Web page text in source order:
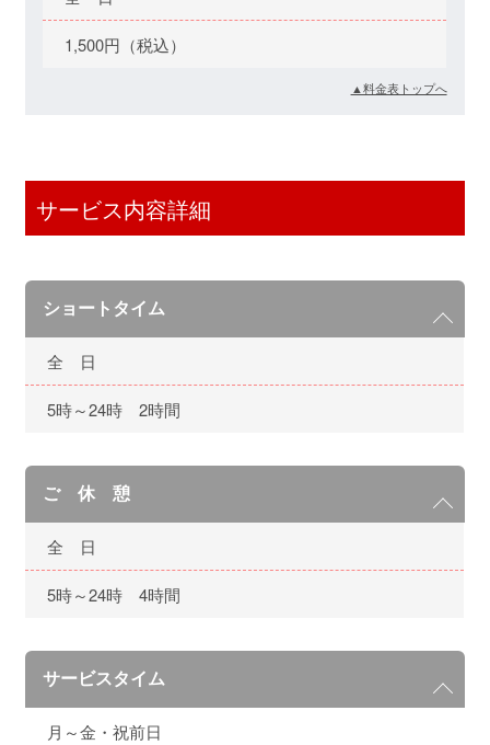
1,500円（税込）
▲料金表トップへ
サービス内容詳細
ショートタイム
全 日
5時～24時 2時間
ご 休 憩
全 日
5時～24時 4時間
サービスタイム
月～金・祝前日